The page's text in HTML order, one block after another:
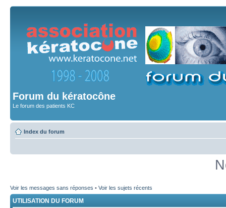
Forum du kératocône
Le forum des patients KC
Index du forum
Voir les messages sans réponses • Voir les sujets récents
UTILISATION DU FORUM